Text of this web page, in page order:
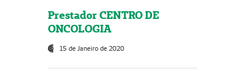
Prestador CENTRO DE
ONCOLOGIA
15 de Janeiro de 2020